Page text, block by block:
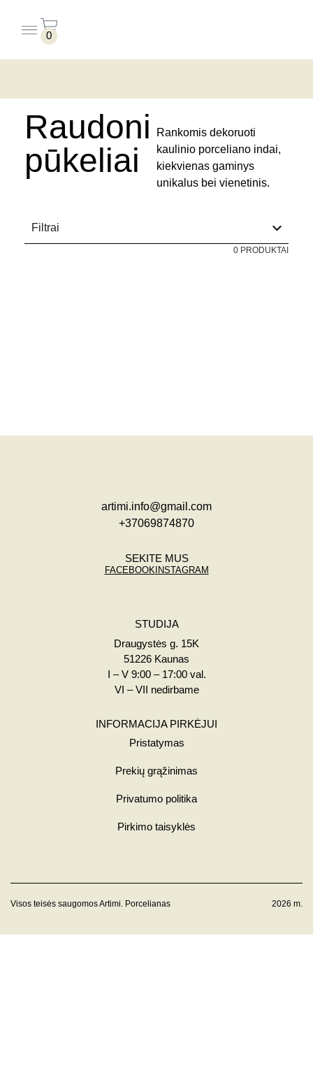
0
Raudoni
pūkeliai
Rankomis dekoruoti
kaulinio porceliano indai,
kiekvienas gaminys
unikalus bei vienetinis.
Filtrai
0 PRODUKTAI
artimi.info@gmail.com
+37069874870
STUDIJA
Draugystės g. 15K
51226 Kaunas
I – V 9:00 – 17:00 val.
VI – VII nedirbame
INFORMACIJA PIRKĖJUI
Pristatymas
Prekių grąžinimas
Privatumo politika
Pirkimo taisyklės
SEKITE MUS
FACEBOOKINSTAGRAM
Visos teisės saugomos Artimi. Porcelianas 2026 m.